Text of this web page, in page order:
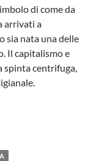
di come da
arrivati a
sia nata una delle
Il capitalismo e
spinta centrifuga,
Viola –